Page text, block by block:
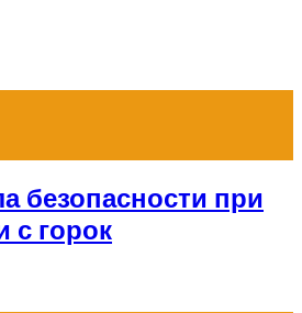
безопасности при
с горок